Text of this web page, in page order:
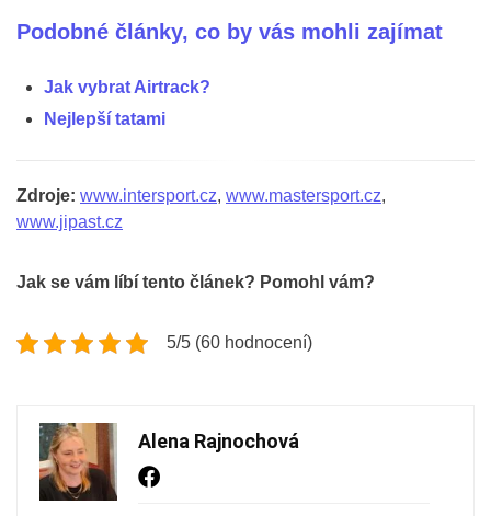
Podobné články, co by vás mohli zajímat
Jak vybrat Airtrack?
Nejlepší tatami
Zdroje: www.intersport.cz, www.mastersport.cz,
www.jipast.cz
Jak se vám líbí tento článek? Pomohl vám?
5/5 (60 hodnocení)
Alena Rajnochová